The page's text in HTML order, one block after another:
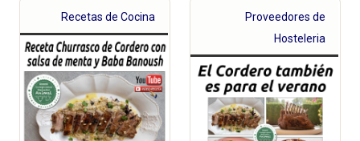
Recetas de Cocina
Proveedores de
Hosteleria